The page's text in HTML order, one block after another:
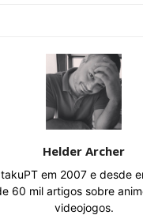
Helder Archer
em 2007 e desde
60 mil artigos sobre
videojogos.